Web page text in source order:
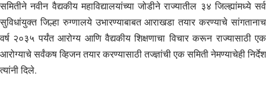
समितीने नवीन वैद्यकीय महाविद्यालयांच्या जोडीने राज्यातील ३४ जिल्ह्यांमध्ये सर्व
सुविधांयुक्त जिल्हा रुग्णालये उभारण्याबाबत आराखडा तयार करण्याचे सांगतानाच
वर्ष २०३५ पर्यंत आरोग्य आणि वैद्यकीय शिक्षणाचा विचार करून राज्यासाठी एक
आरोग्याचे सर्वंकष व्हिजन तयार करण्यासाठी तज्ज्ञांची एक समिती नेमण्याचेही निर्देश
त्यांनी दिले.